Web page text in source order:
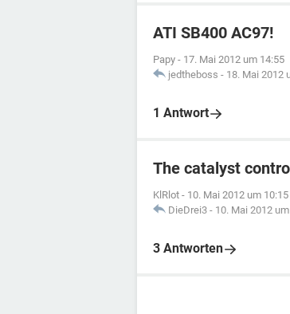
ATI SB400 AC97!
Papy - 17. Mai 2012 um 14:55
jedtheboss - 18. Mai 2012
1 Antwort
The catalyst
KlRlot - 10. Mai 2012 um 10:15
DieDrei3 - 10. Mai 2012
3 Antworten